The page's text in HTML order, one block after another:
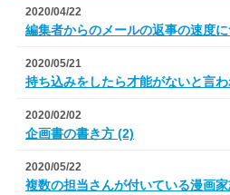
2020/04/22
編集者からのメールの返事の速度
2020/05/21
持ち込みをしたら才能がないと言
2020/02/02
企画書の書き方 (2)
2020/05/22
複数の担当さんが付いている漫画